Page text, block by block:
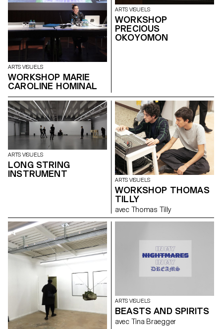
ARTS VISUELS
WORKSHOP MARIE
CAROLINE HOMINAL
ARTS VISUELS
WORKSHOP
PRECIOUS
OKOYOMON
ARTS VISUELS
LONG STRING
INSTRUMENT
ARTS VISUELS
WORKSHOP THOMAS
TILLY
avec Thomas Tilly
ARTS VISUELS
BEASTS AND SPIRITS
avec Tina Braegger